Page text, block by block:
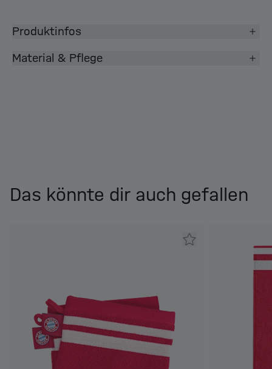
Produktinfos
Material & Pflege
Das könnte dir auch gefallen